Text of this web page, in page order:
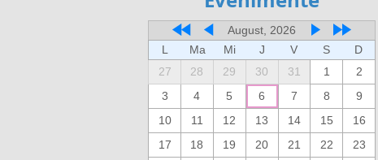
August, 2026
L
Ma Mi J V S
D
27
28 29 30 31 1
2
3
4 5 6 7 8
9
10
11 12 13 14 15
16
17
18 19 20 21 22
23